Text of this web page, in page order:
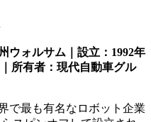
ウォルサム｜設立：1992年
所有者：現代自動車グル
で最も有名なロボット企業